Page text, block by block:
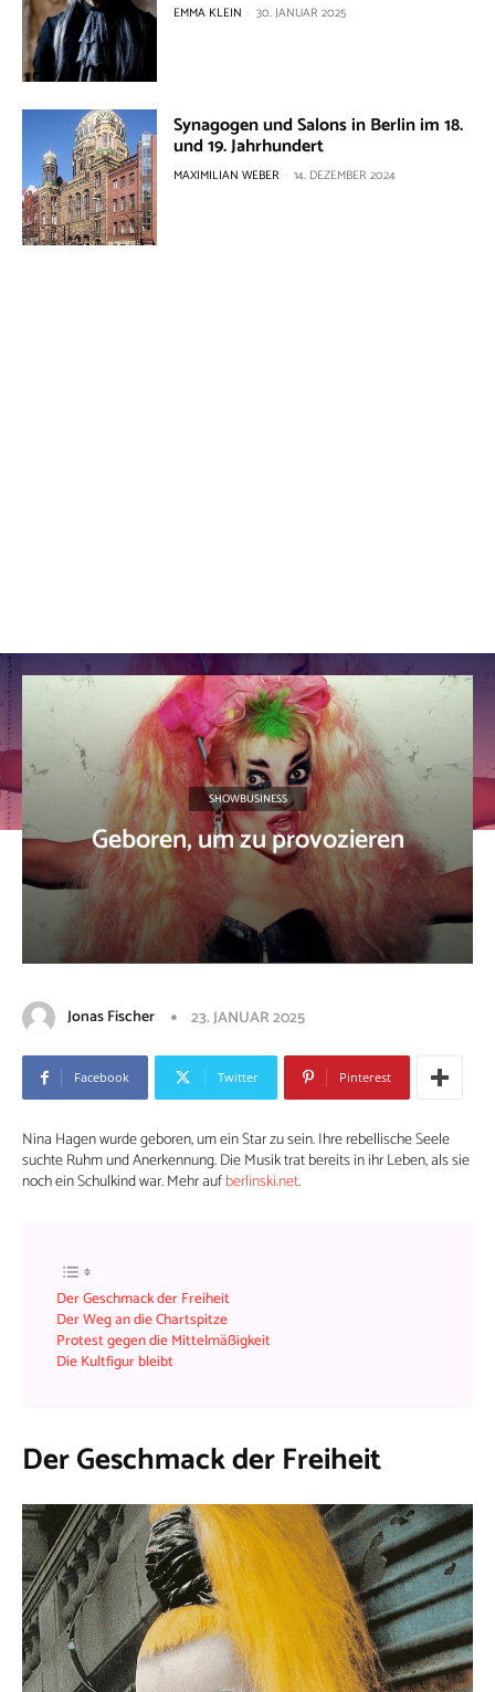
EMMA KLEIN 30. JANUAR 2025
Synagogen und Salons in Berlin im 18.
und 19. Jahrhundert
MAXIMILIAN WEBER 14. DEZEMBER 2024